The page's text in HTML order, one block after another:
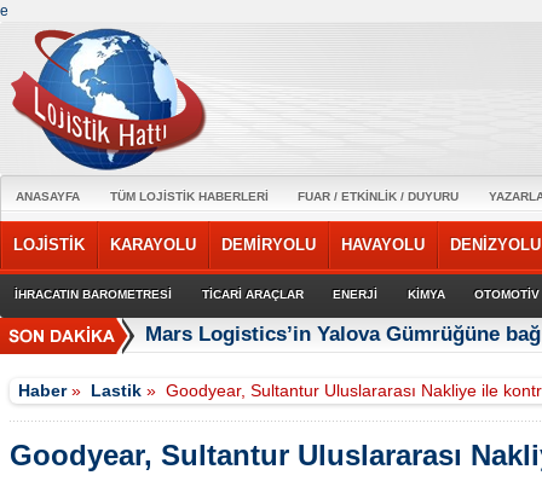
e
ANASAYFA TÜM LOJİSTİK HABERLERİ FUAR / ETKİNLİK / DUYURU
LOJİSTİK KARAYOLU DEMİRYOLU HAVAYOLU DENİZYOLU
İHRACATIN BAROMETRESİ TİCARİ ARAÇLAR ENERJİ KİMYA OTOMOTİV
Mars Logistics’in Yalova Gümrüğüne
Haber» Lastik »Goodyear, Sultantur Uluslararası Nakliye ile
Goodyear, Sultantur Uluslararası